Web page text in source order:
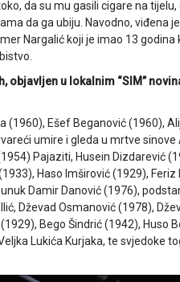
da su mu gasili cigare na
da ga ubiju. Navodno, viđena
Nargalić koji je imao 13 godina
objavljen u lokalnim “SIM”
(1960), Ešef Beganović (1960),
umire i gleda u mrtve sinove
Pajaziti, Husein Dizdarević
Haso Imširović (1929),
Damir Danović (1976),
Dževad Osmanović (1978),
Bego Šindrić (1942), Huso
Lukića Kurjaka, te svjedoke